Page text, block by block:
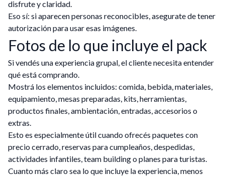
disfrute y claridad.
Eso sí: si aparecen personas reconocibles, asegurate de tener
autorización para usar esas imágenes.
Fotos de lo que incluye el pack
Si vendés una experiencia grupal, el cliente necesita entender
qué está comprando.
Mostrá los elementos incluidos: comida, bebida, materiales,
equipamiento, mesas preparadas, kits, herramientas,
productos finales, ambientación, entradas, accesorios o
extras.
Esto es especialmente útil cuando ofrecés paquetes con
precio cerrado, reservas para cumpleaños, despedidas,
actividades infantiles, team building o planes para turistas.
Cuanto más claro sea lo que incluye la experiencia, menos